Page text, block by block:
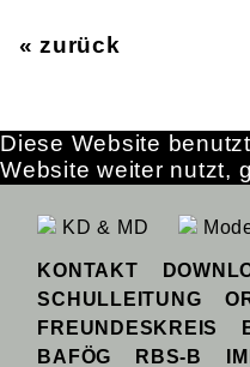
« zurück
KD & MD
KONTAKT
SCHULLEITUNG
FREUNDESKREIS
BAFÖG
RBS-B
Diese Website
Website weiter nutzt,